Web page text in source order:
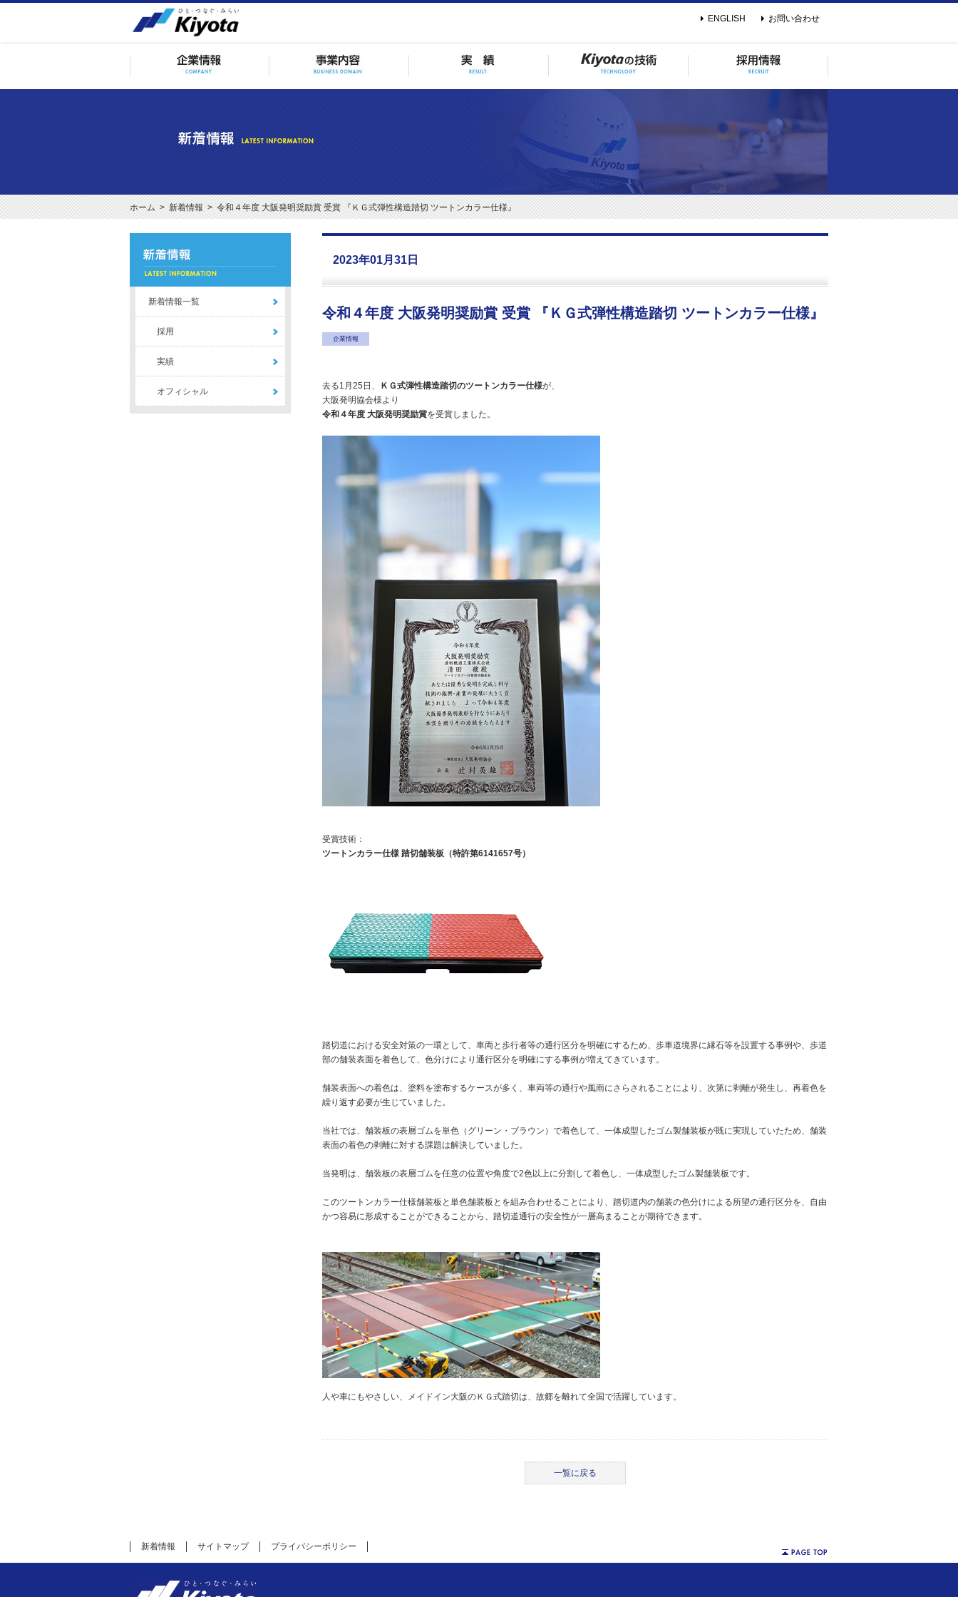
お問い合わせ
ENGLISH
ホーム>新着情報> 令和４年度 大阪発明奨励賞 受賞 『ＫＧ式弾性構造踏切 ツートンカラー仕様』
2023年01月31日
令和４年度 大阪発明奨励賞 受賞 『ＫＧ式弾性構造踏切 ツートンカラー仕様』
企業情報
去る1月25日、 ＫＧ式弾性構造踏切のツートンカラー仕様が、
大阪発明協会様より
令和４年度 大阪発明奨励賞を受賞しました。
受賞技術：
ツートンカラー仕様 踏切舗装板（特許第6141657号）
踏切道における安全対策の一環として、車両と歩行者等の通行区分を明確にするため、歩車道境界に縁石等を設置する事例や、歩道
部の舗装表面を着色して、色分けにより通行区分を明確にする事例が増えてきています。
舗装表面への着色は、塗料を塗布するケースが多く、車両等の通行や風雨にさらされることにより、次第に剥離が発生し、再着色を
繰り返す必要が生じていました。
当社では、舗装板の表層ゴムを単色（グリーン・ブラウン）で着色して、一体成型したゴム製舗装板が既に実現していたため、舗装
表面の着色の剥離に対する課題は解決していました。
当発明は、舗装板の表層ゴムを任意の位置や角度で2色以上に分割して着色し、一体成型したゴム製舗装板です。
このツートンカラー仕様舗装板と単色舗装板とを組み合わせることにより、踏切道内の舗装の色分けによる所望の通行区分を、自由
かつ容易に形成することができることから、踏切道通行の安全性が一層高まることが期待できます。
人や車にもやさしい、メイドイン大阪のＫＧ式踏切は、故郷を離れて全国で活躍しています。
一覧に戻る
新着情報一覧
採用
実績
オフィシャル
新着情報 サイトマップ プライバシーポリシー